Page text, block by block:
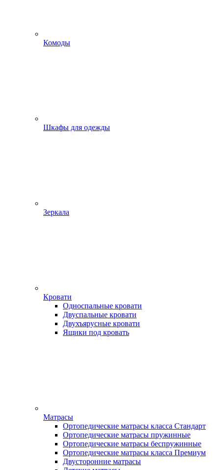
Комоды
Шкафы для одежды
Зеркала
Кровати
Односпальные кровати
Двуспальные кровати
Двухъярусные кровати
Ящики под кровать
Матрасы
Ортопедические матрасы класса Стандарт
Ортопедические матрасы пружинные
Ортопедические матрасы беспружинные
Ортопедические матрасы класса Премиум
Двусторонние матрасы